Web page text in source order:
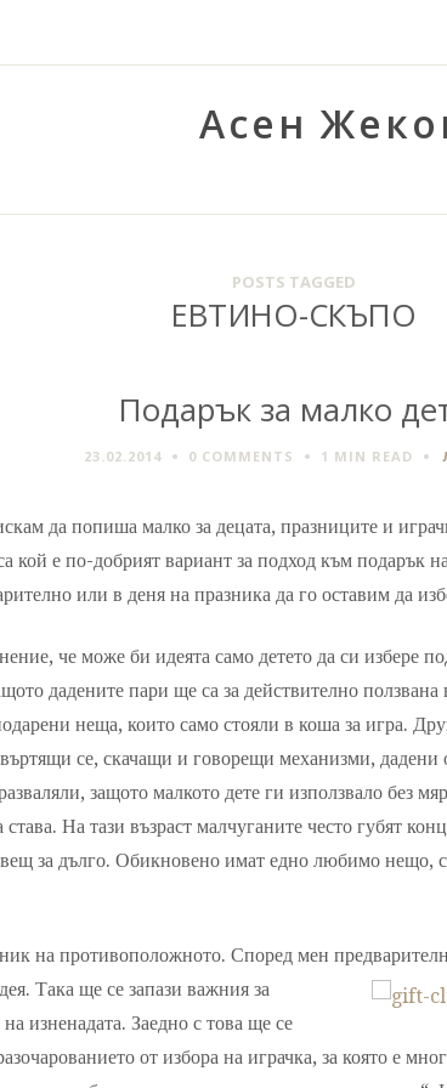
Асен
POSTS TAGGED
ЕВТИНО-СКЪПО
Подарък за малко
23.02.2014 0 COMMENTS 1 MIN READ
да попиша малко за децата, празниците и
кой е по-добрият вариант за подход към подарък
или в деня на празника да го оставим да
че може би идеята само детето да си избере
дадените пари ще са за действително ползвана
неща, които само стояли в коша за игра.
се, скачащи и говорещи механизми,
защото малкото дете ги използвало без
На тази възраст малчуганите често губят
вещ за дълго. Обикновено имат едно любимо нещо, с
на противоположното. Според мен
Така ще се запази важния за
изненадата. Заедно с това ще се
от избора на играчка, за която е